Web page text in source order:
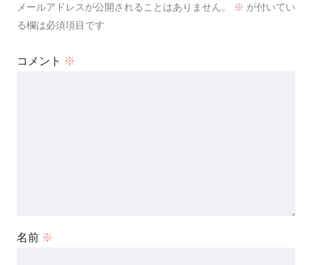
メールアドレスが公開されることはありません。 ※ が付いてい
る欄は必須項目です
コメント ※
名前 ※